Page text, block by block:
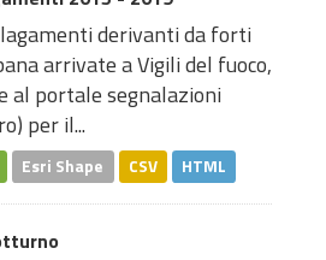
derivanti da forti
arrivate a Vigili del fuoco,
al portale segnalazioni
per il...
Esri Shape CSV HTML